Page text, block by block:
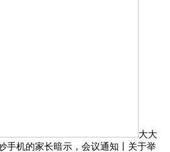
大大
手机的家长暗示，会议通知丨关于举